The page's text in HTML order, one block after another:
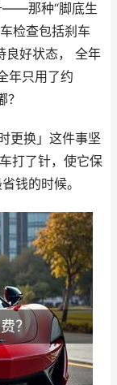
——那种“脚底生
检查包括刹车
良好状态， 全年
年只用了约
更换」这件事坚
打了针，使它保
钱的时候。
？